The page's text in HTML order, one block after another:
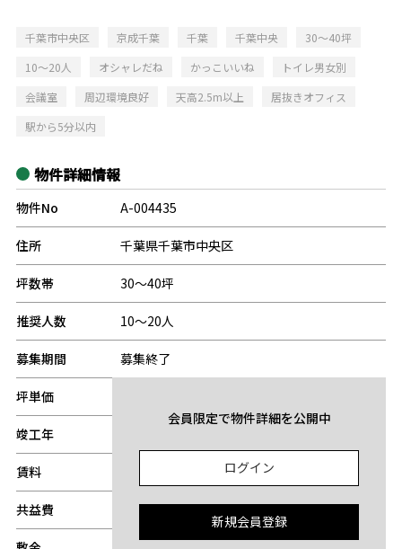
千葉市中央区 京成千葉 千葉 千葉中央
30～40坪
10～20人
オシャレだね かっこいいね
トイレ男女別
会議室
周辺環境良好 天高2.5m以上
居抜きオフィス
駅から5分以内
物件詳細情報
物件No A-004435
住所 千葉県千葉市中央区
坪数帯 30～40坪
推奨人数 10～20人
募集期間 募集終了
坪単価
竣工年
賃料
共益費
会員限定で物件詳細を公開中
ログイン
新規会員登録